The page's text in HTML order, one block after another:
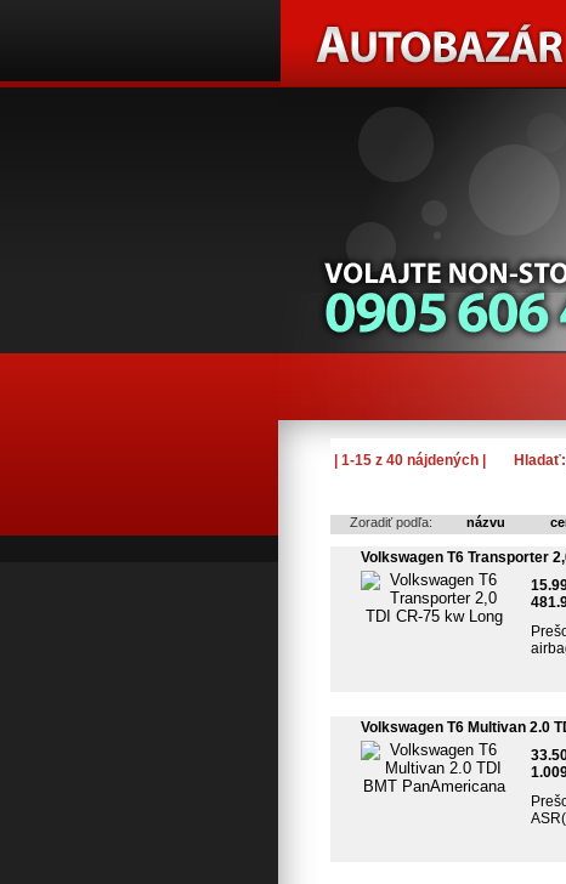
| 1-15 z 40 nájdených | Hladať:
Zoradiť podľa: názvu
Volkswagen T6 Transporter
Volkswagen T6 Multivan 2.0